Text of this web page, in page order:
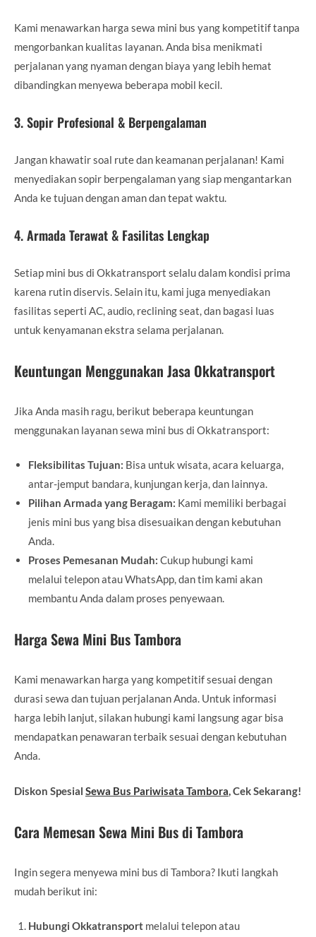
Kami menawarkan harga sewa mini bus yang kompetitif tanpa
mengorbankan kualitas layanan. Anda bisa menikmati
perjalanan yang nyaman dengan biaya yang lebih hemat
dibandingkan menyewa beberapa mobil kecil.
3. Sopir Profesional & Berpengalaman
Jangan khawatir soal rute dan keamanan perjalanan! Kami
menyediakan sopir berpengalaman yang siap mengantarkan
Anda ke tujuan dengan aman dan tepat waktu.
4. Armada Terawat & Fasilitas Lengkap
Setiap mini bus di Okkatransport selalu dalam kondisi prima
karena rutin diservis. Selain itu, kami juga menyediakan
fasilitas seperti AC, audio, reclining seat, dan bagasi luas
untuk kenyamanan ekstra selama perjalanan.
Keuntungan Menggunakan Jasa Okkatransport
Jika Anda masih ragu, berikut beberapa keuntungan
menggunakan layanan sewa mini bus di Okkatransport:
Fleksibilitas Tujuan: Bisa untuk wisata, acara keluarga,
antar-jemput bandara, kunjungan kerja, dan lainnya.
Pilihan Armada yang Beragam: Kami memiliki berbagai
jenis mini bus yang bisa disesuaikan dengan kebutuhan
Anda.
Proses Pemesanan Mudah: Cukup hubungi kami
melalui telepon atau WhatsApp, dan tim kami akan
membantu Anda dalam proses penyewaan.
Harga Sewa Mini Bus Tambora
Kami menawarkan harga yang kompetitif sesuai dengan
durasi sewa dan tujuan perjalanan Anda. Untuk informasi
harga lebih lanjut, silakan hubungi kami langsung agar bisa
mendapatkan penawaran terbaik sesuai dengan kebutuhan
Anda.
Diskon Spesial Sewa Bus Pariwisata Tambora, Cek Sekarang!
Cara Memesan Sewa Mini Bus di Tambora
Ingin segera menyewa mini bus di Tambora? Ikuti langkah
mudah berikut ini:
Hubungi Okkatransport melalui telepon atau